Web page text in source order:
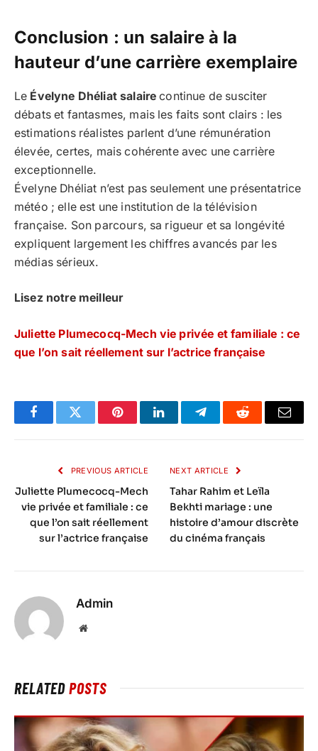
Conclusion : un salaire à la
hauteur d’une carrière exemplaire
Le Évelyne Dhéliat salaire continue de susciter
débats et fantasmes, mais les faits sont clairs : les
estimations réalistes parlent d’une rémunération
élevée, certes, mais cohérente avec une carrière
exceptionnelle.
Évelyne Dhéliat n’est pas seulement une présentatrice
météo ; elle est une institution de la télévision
française. Son parcours, sa rigueur et sa longévité
expliquent largement les chiffres avancés par les
médias sérieux.
Lisez notre meilleur
Juliette Plumecocq-Mech vie privée et familiale : ce
que l’on sait réellement sur l’actrice française
FacebookTwitter PinterestLinkedInTelegramReddit Email
PREVIOUS ARTICLE
Juliette Plumecocq-Mech
vie privée et familiale : ce
que l’on sait réellement
sur l’actrice française
NEXT ARTICLE
Tahar Rahim et Leïla
Bekhti mariage : une
histoire d’amour discrète
du cinéma français
Admin
Website
RELATEDPOSTS